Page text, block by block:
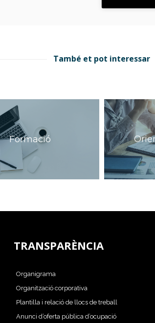
També et pot interessar
Formació
TRANSPARÈNCIA
Organigrama
Organització corporativa
Plantilla i relació de llocs de treball
Anunci d’oferta pública d’ocupació